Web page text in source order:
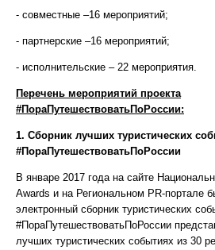
- совместные –16 мероприятий;
- партнерские –16 мероприятий;
- исполнительские – 22 мероприятия.
Перечень мероприятий проекта
#ПораПутешествоватьПоРоссии:
1. Сборник лучших туристических
#ПораПутешествоватьПоРоссии
В январе 2017 года на сайте
Awards и на Региональном PR-портале
электронный сборник туристических
#ПораПутешествоватьПоРоссии
лучших туристических событиях из 30